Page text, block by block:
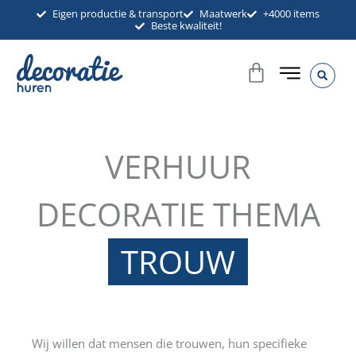
inhoud
Eigen productie & transport Maatwerk
+4000 items
Beste kwaliteit!
VERHUUR
DECORATIE THEMA
TROUW
Wij willen dat mensen die trouwen, hun specifieke